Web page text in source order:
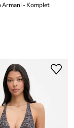
Armani - Komplet